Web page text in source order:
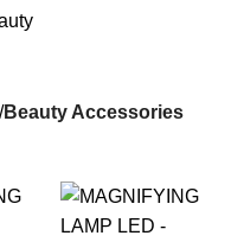
Beauty Accessories